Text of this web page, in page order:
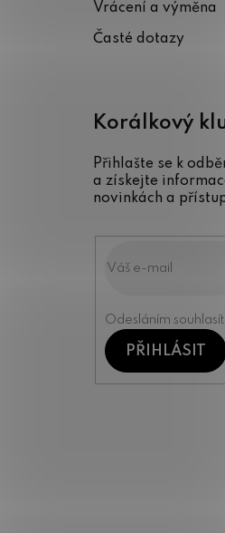
Vrácení a výměna
Časté dotazy
Korálkový
Přihlašte se k
a získejte
novinkách a
Odesláním
PŘIHLÁSIT